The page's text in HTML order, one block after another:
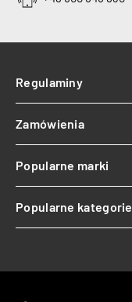
Regulaminy
Zamówienia
Popularne marki
Popularne kategorie